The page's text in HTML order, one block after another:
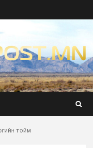
тойм